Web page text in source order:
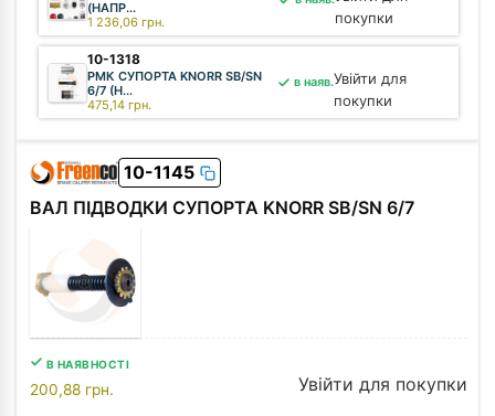
(НАПР...
1 236,06 грн.
покупки
10-1318
РМК СУПОРТА KNORR SB/SN
6/7 (Н...
475,14 грн.
в наяв.Увійти для
покупки
КОВПАК МЕТАЛЕВИЙ KNORR
SB 6/7 ...
59,94грн.
ГУМОМЕТАЛЕВА KN...
162,24грн.
10-1145
ВАЛ ПІДВОДКИ СУПОРТА KNORR SB/SN 6/7
В НАЯВНОСТІ
200,88 грн. Увійти для покупки